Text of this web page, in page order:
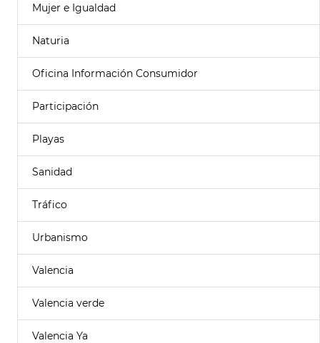
Mujer e Igualdad
Naturia
Oficina Información Consumidor
Participación
Playas
Sanidad
Tráfico
Urbanismo
Valencia
Valencia verde
Valencia Ya